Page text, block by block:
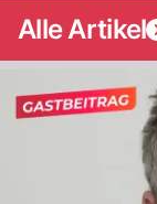
Alle Artikel